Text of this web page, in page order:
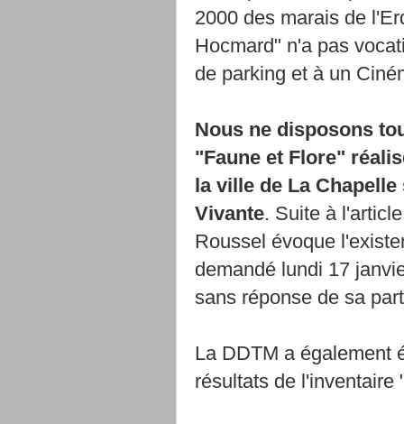
2000 des marais de
Hocmard" n'a pas
de parking et à un
Nous ne disposons
"Faune et Flore"
la ville de La
Vivante. Suite à
Roussel évoque
demandé lundi 17
sans réponse de sa
La DDTM a également
résultats de l'inventaire